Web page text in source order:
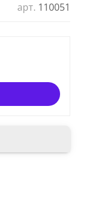
арт. 110051